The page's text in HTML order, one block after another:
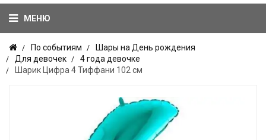
МЕНЮ
По событиям
Шары на День рождения
Для девочек
4 года девочке
Шарик Цифра 4 Тиффани 102 см